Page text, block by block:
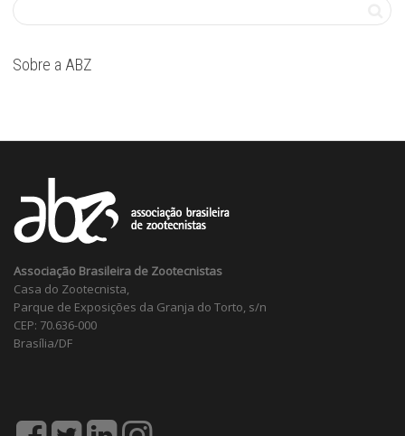
Sobre a ABZ
Associação Brasileira de Zootecnistas
Casa do Zootecnista,
Parque de Exposições da Granja do Torto, s/n
CEP: 70.636-000
Brasília/DF